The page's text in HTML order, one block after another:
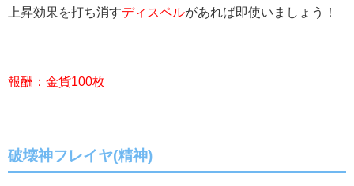
上昇効果を打ち消すディスペルがあれば即使いましょう！
報酬：金貨100枚
破壊神フレイヤ(精神)